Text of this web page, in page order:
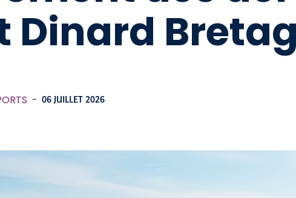
Dinard
- 06 JUILLET 2026